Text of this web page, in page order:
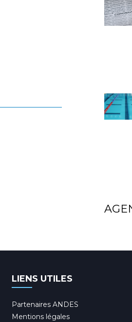
LIENS UTILES
Partenaires ANDES
Mentions légales